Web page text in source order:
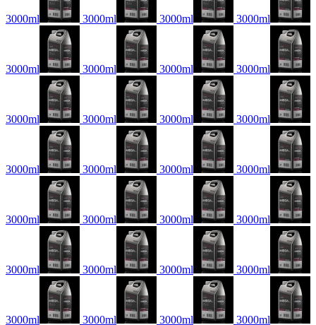
3000ml 3000ml 3000ml 3000ml
3000ml 3000ml 3000ml 3000ml
3000ml 3000ml 3000ml 3000ml
3000ml 3000ml 3000ml 3000ml
3000ml 3000ml 3000ml 3000ml
3000ml 3000ml 3000ml 3000ml
3000ml 3000ml 3000ml 3000ml